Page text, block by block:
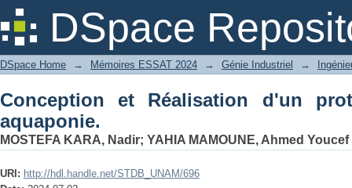
DSpace
Conception et Réalisation d'un
DSpace Home → Mémoires ESSAT 2024 → Génie Industriel →
Conception et Réalisation d'un
aquaponie.
MOSTEFA KARA, Nadir; YAHIA MAMOUNE, Ahmed Youcef
URI: http://hdl.handle.net/STDB_UNAM/696